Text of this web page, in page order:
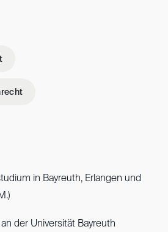
in Bayreuth, Erlangen und
der Universität Bayreuth